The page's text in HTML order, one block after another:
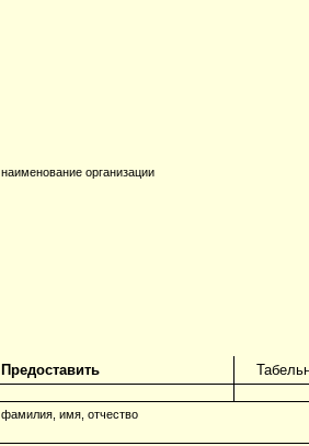
наименование организации
Предоставить
фамилия, имя, отчество